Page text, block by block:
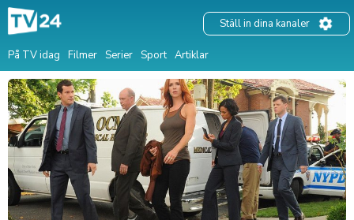
På TV idag Filmer Serier Sport Artiklar
Ställ in dina kanaler